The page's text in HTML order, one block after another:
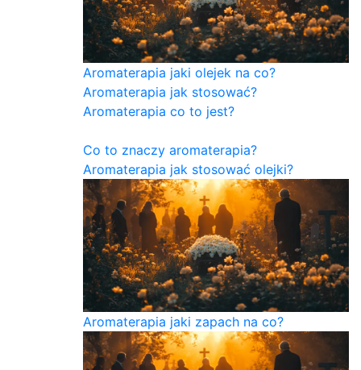
Aromaterapia jaki olejek na co?
Aromaterapia jak stosować?
Aromaterapia co to jest?
Co to znaczy aromaterapia?
Aromaterapia jak stosować olejki?
Aromaterapia jaki zapach na co?